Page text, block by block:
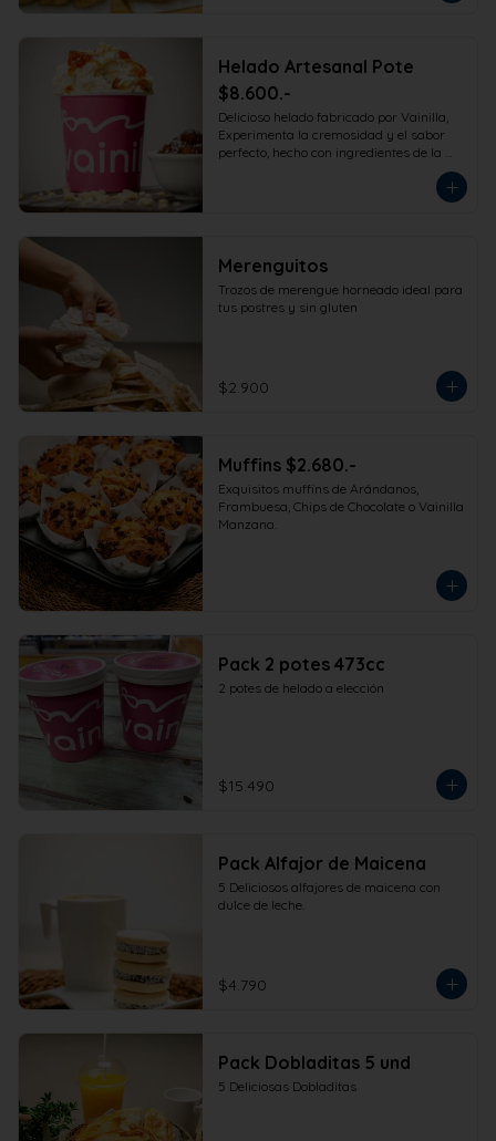
Helado Artesanal Pote
$8.600.-
Delicioso helado fabricado por Vainilla,
Experimenta la cremosidad y el sabor
perfecto, hecho con ingredientes de la
más alta calidad para que disfrutes en
Merenguitos
Trozos de merengue horneado ideal para
tus postres y sin gluten
$2.900
Muffins $2.680.-
Exquisitos muffins de Arándanos,
Frambuesa, Chips de Chocolate o Vainilla
Manzana.
Pack 2 potes 473cc
2 potes de helado a elección
$15.490
Pack Alfajor de Maicena
5 Deliciosos alfajores de maicena con
dulce de leche.
$4.790
Pack Dobladitas 5 und
5 Deliciosas Dobladitas